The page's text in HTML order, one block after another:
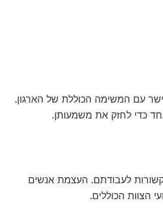
עם המשימה הכוללת של הארגון.
כדי לחזק את משמעותן.
לעבודתם. העצמת אנשים
הכוללים.